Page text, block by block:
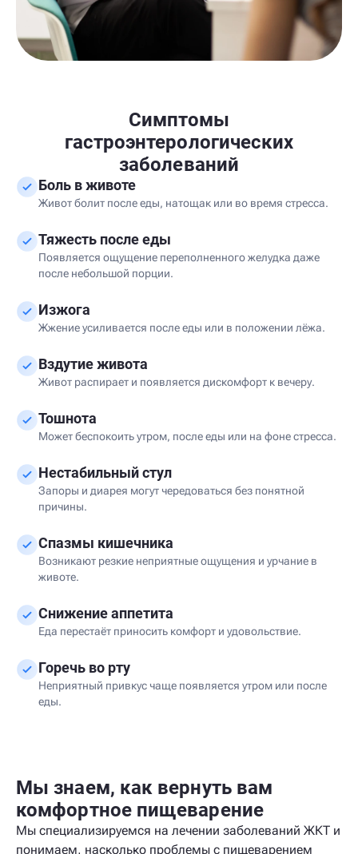
Симптомы
гастроэнтерологических
заболеваний
Боль в животе
Живот болит после еды, натощак или во время стресса.
Тяжесть после еды
Появляется ощущение переполненного желудка даже
после небольшой порции.
Изжога
Жжение усиливается после еды или в положении лёжа.
Вздутие живота
Живот распирает и появляется дискомфорт к вечеру.
Тошнота
Может беспокоить утром, после еды или на фоне стресса.
Нестабильный стул
Запоры и диарея могут чередоваться без понятной
причины.
Спазмы кишечника
Возникают резкие неприятные ощущения и урчание в
животе.
Снижение аппетита
Еда перестаёт приносить комфорт и удовольствие.
Горечь во рту
Неприятный привкус чаще появляется утром или после
еды.
Мы знаем, как вернуть вам
комфортное пищеварение
Мы специализируемся на лечении заболеваний ЖКТ и
понимаем, насколько проблемы с пищеварением